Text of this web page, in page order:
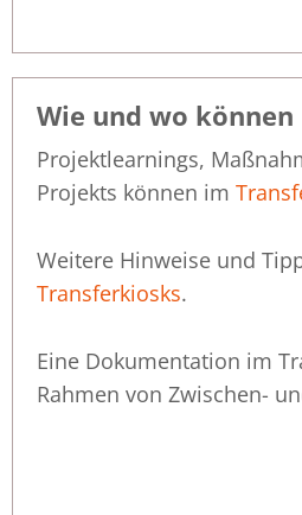
Wie und wo
Projektlearnings,
Projekts können im
Weitere Hinweise und
Transferkiosks.
Eine Dokumentation im
Rahmen von Zwischen-